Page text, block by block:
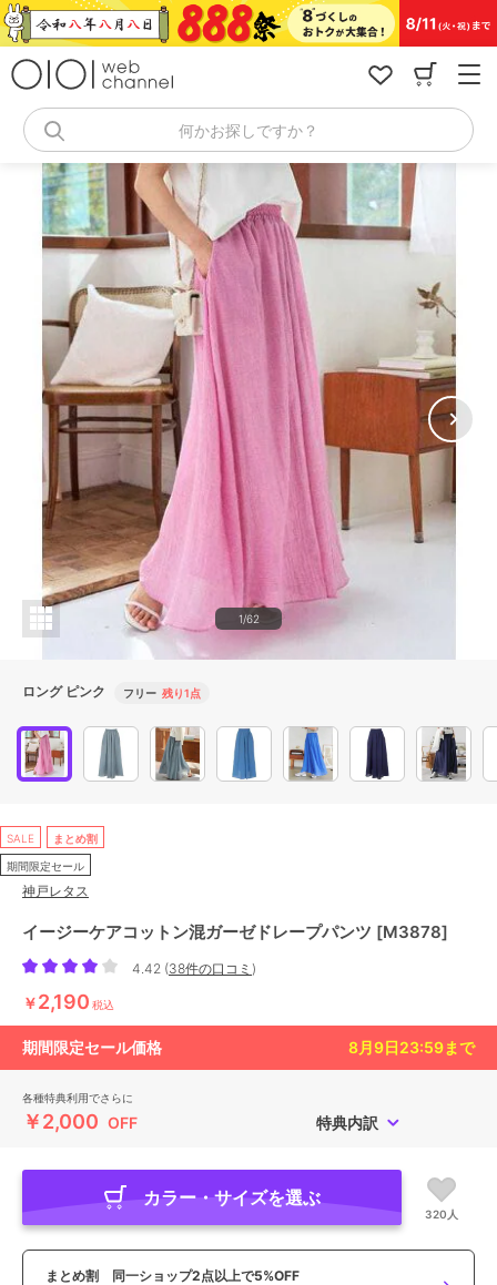
コ
ン
何かお探しですか？
1/62
ロング ピンク フリー 残り1点
SALE まとめ割
期間限定セール
神戸レタス
イージーケアコットン混ガーゼドレープパンツ [M3878]
4.42 (38件の口コミ )
￥2,190 税込
期間限定セール価格 8月9日23:59まで
各種特典利用でさらに
￥2,000 OFF 特典内訳
カラー・サイズを選ぶ
320人
まとめ割 同一ショップ2点以上で5%OFF